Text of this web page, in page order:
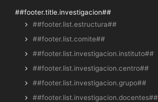
##footer.title.investigacion##
##footer.list.estructura##
##footer.list.comite##
##footer.list.investigacion.instituto##
##footer.list.investigacion.centro##
##footer.list.investigacion.grupo##
##footer.list.investigacion.docentes##